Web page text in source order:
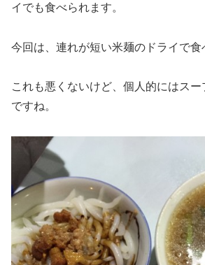
イでも食べられます。
今回は、連れが短い米麺のドライで食
これも悪くないけど、個人的にはスー
ですね。